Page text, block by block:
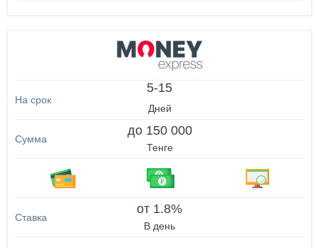
5-15
Дней
до 150 000
Тенге
от 1.8%
В день